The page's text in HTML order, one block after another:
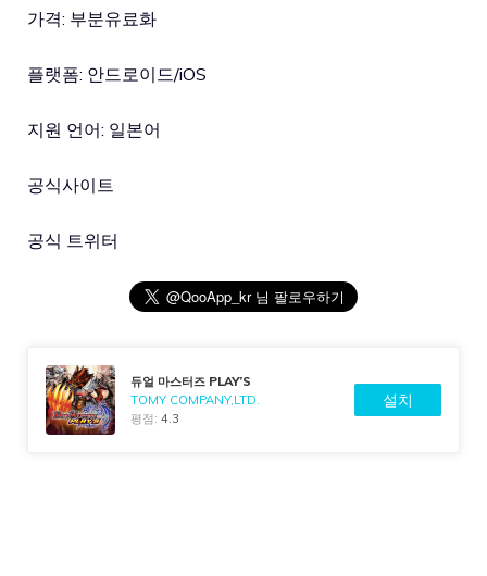
가격: 부분유료화
플랫폼: 안드로이드/iOS
지원 언어: 일본어
공식사이트
공식 트위터
듀얼 마스터즈 PLAY’S
TOMY COMPANY,LTD.
평점:4.3
설치